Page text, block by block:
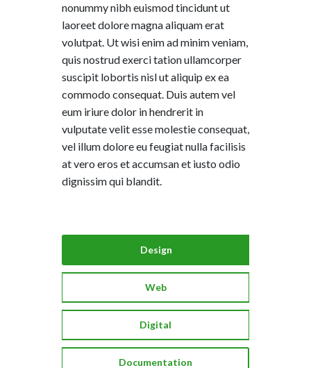
nonummy nibh euismod tincidunt ut
laoreet dolore magna aliquam erat
volutpat. Ut wisi enim ad minim veniam,
quis nostrud exerci tation ullamcorper
suscipit lobortis nisl ut aliquip ex ea
commodo consequat. Duis autem vel
eum iriure dolor in hendrerit in
vulputate velit esse molestie consequat,
vel illum dolore eu feugiat nulla facilisis
at vero eros et accumsan et iusto odio
dignissim qui blandit.
Design
Web
Digital
Documentation